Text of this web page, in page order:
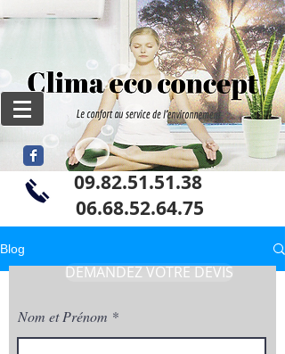
09.82.51.51.38
06.68.52.64.75
Blog
DEMANDEZ VOTRE DEVIS
Nom et Prénom